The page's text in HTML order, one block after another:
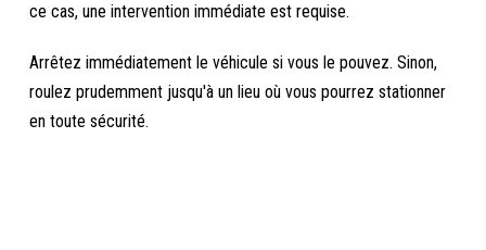
ce cas, une intervention immédiate est requise.
Arrêtez immédiatement le véhicule si vous le pouvez. Sinon,
roulez prudemment jusqu'à un lieu où vous pourrez stationner
en toute sécurité.